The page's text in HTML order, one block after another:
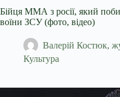
Бійця ММА з росії, який
воїни ЗСУ (фото, відео)
Валерій Костюк,
Культура